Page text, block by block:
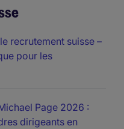
recrutement suisse –
pour les
Page 2026 :
dirigeants en